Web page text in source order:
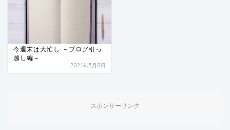
今週末は大忙し －ブログ引っ
越し編－
2021年5月8日
スポンサーリンク